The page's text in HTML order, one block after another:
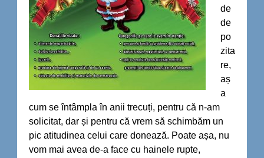
de
de
po
zita
re,
aș
a
cum se întâmpla în anii trecuți, pentru că n-am
solicitat, dar și pentru că vrem să schimbăm un
pic atitudinea celui care donează. Poate așa, nu
vom mai avea de-a face cu hainele rupte,